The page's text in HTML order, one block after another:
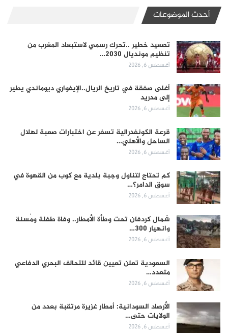
أحدث الموضوعات
تصعيد خطير ..تحرك رسمي لاستبعاد المغرب من
تنظيم مونديال 2030…
أغسطس 6, 2026
أغلى صفقة في تاريخ الريال..الإيفواري ديوماندي يطير
إلى مدريد
أغسطس 6, 2026
قرعة الكونفدرالية تسفر عن اختبارات صعبة لهلال
الساحل والأهلي…
أغسطس 6, 2026
كم تحتاج لتناول وجبة بلدية مع كوب من القهوة في
سوق الدامر؟…
أغسطس 6, 2026
شمال كردفان تحت وطأة الأمطار.. وفاة طفلة ومُسنة
وانهيار 300…
أغسطس 6, 2026
السعودية تعلن تعيين قائد للتحالف البحري الدفاعي
متعدد…
أغسطس 6, 2026
الأرصاد السودانية: أمطار غزيرة مرتقبة بعدد من
الولايات حتى…
أغسطس 6, 2026